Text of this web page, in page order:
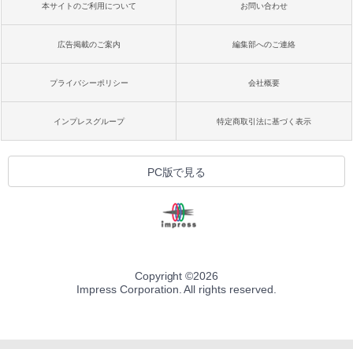
本サイトのご利用について お問い合わせ
広告掲載のご案内 編集部へのご連絡
プライバシーポリシー 会社概要
インプレスグループ 特定商取引法に基づく表示
PC版で見る
Copyright ©2026
Impress Corporation. All rights reserved.